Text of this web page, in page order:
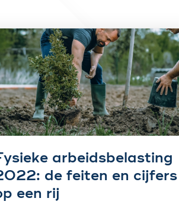
arbeidsbelasting
de feiten en cijfers
een rij